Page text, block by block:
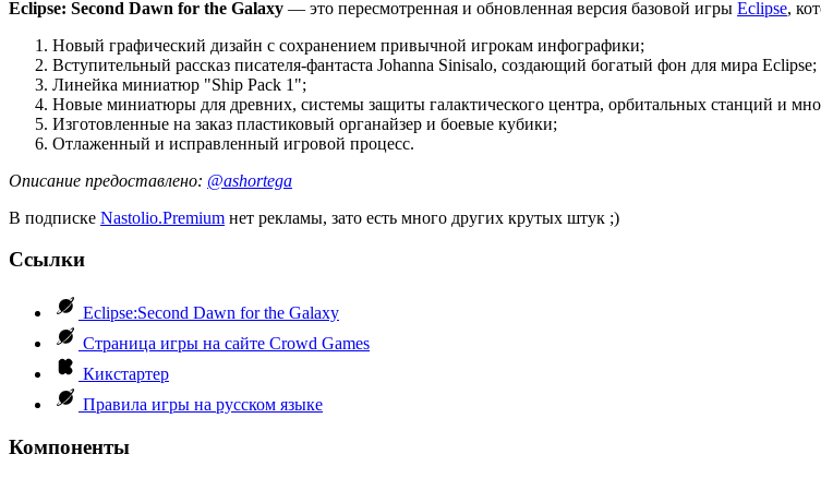
Eclipse: Second Dawn for the Galaxy — это пересмотренная и обновленная версия базовой игры Eclipse,
Новый графический дизайн с сохранением привычной игрокам инфографики;
Вступительный рассказ писателя-фантаста Johanna Sinisalo, создающий богатый фон для мира Eclipse;
Линейка миниатюр "Ship Pack 1";
Новые миниатюры для древних, системы защиты галактического центра, орбитальных станций и
Изготовленные на заказ пластиковый органайзер и боевые кубики;
Отлаженный и исправленный игровой процесс.
Описание предоставлено: @ashortega
В подписке Nastolio.Premium нет рекламы, зато есть много других крутых штук ;)
Ссылки
Eclipse:Second Dawn for the Galaxy
Страница игры на сайте Crowd Games
Кикстартер
Правила игры на русском языке
Компоненты